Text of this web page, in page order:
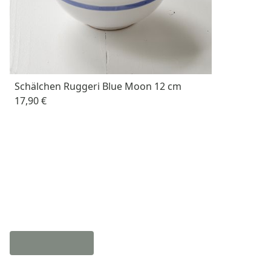
Schälchen Ruggeri Blue Moon 12 cm
17,90 €